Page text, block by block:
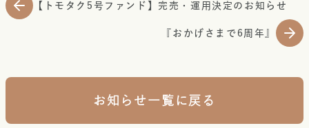
【トモタク5号ファンド】完売・運用決定のお知らせ
『おかげさまで6周年』
お知らせ一覧に戻る